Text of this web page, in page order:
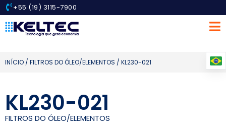
+55 (19) 3115-7900
INÍCIO / FILTROS DO ÓLEO/ELEMENTOS / KL230-021
KL230-021
FILTROS DO ÓLEO/ELEMENTOS